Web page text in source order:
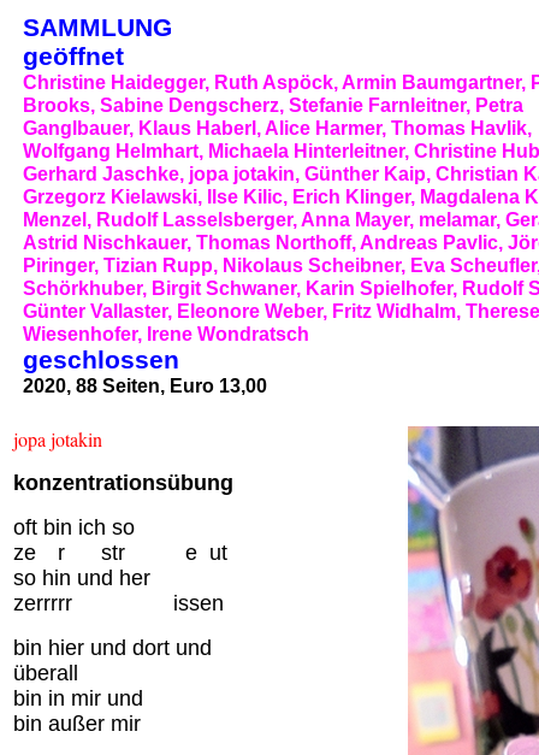
SAMMLUNG
geöffnet
Christine Haidegger, Ruth Aspöck, Armin Baumgartner,
Brooks, Sabine Dengscherz, Stefanie Farnleitner, Petra
Ganglbauer, Klaus Haberl, Alice Harmer, Thomas Havlik,
Wolfgang Helmhart, Michaela Hinterleitner, Christine
Gerhard Jaschke, jopa jotakin, Günther Kaip, Christian
Grzegorz Kielawski, Ilse Kilic, Erich Klinger, Magdalena
Menzel, Rudolf Lasselsberger, Anna Mayer, melamar,
Astrid Nischkauer, Thomas Northoff, Andreas Pavlic,
Piringer, Tizian Rupp, Nikolaus Scheibner, Eva
Schörkhuber, Birgit Schwaner, Karin Spielhofer, Rudolf
Günter Vallaster, Eleonore Weber, Fritz Widhalm, Therese
Wiesenhofer, Irene Wondratsch
geschlossen
2020, 88 Seiten, Euro 13,00
jopa jotakin
konzentrationsübung
oft bin ich so
ze
r str e ut
so hin und her
zerrrrr
issen
bin hier und dort und
überall
bin in mir und
bin außer mir